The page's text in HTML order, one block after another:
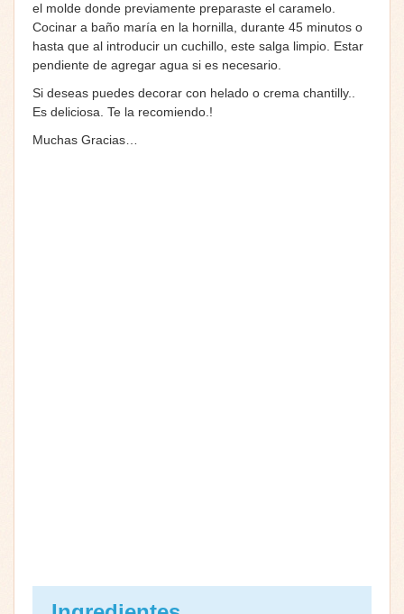
el molde donde previamente preparaste el caramelo.
Cocinar a baño maría en la hornilla, durante 45 minutos o
hasta que al introducir un cuchillo, este salga limpio. Estar
pendiente de agregar agua si es necesario.
Si deseas puedes decorar con helado o crema chantilly..
Es deliciosa. Te la recomiendo.!
Muchas Gracias…